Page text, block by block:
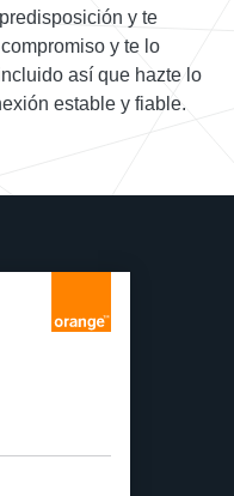
y te
y te lo
así que hazte lo
estable y fiable.